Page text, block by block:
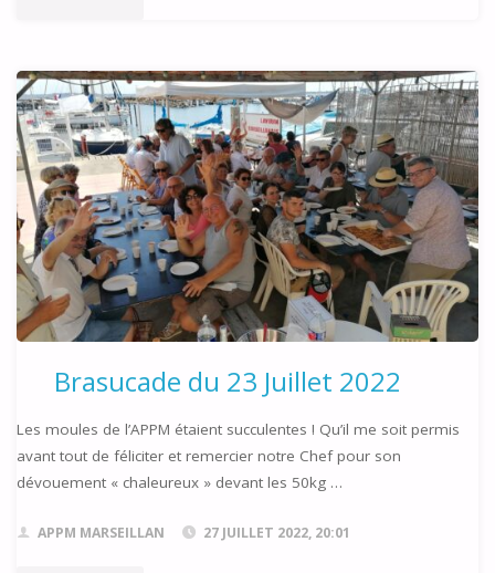
ASSOCIATIONS
DE
MARSEILLAN"
Brasucade du 23 Juillet 2022
Les moules de l’APPM étaient succulentes ! Qu’il me soit permis
avant tout de féliciter et remercier notre Chef pour son
dévouement « chaleureux » devant les 50kg …
APPM MARSEILLAN 27 JUILLET 2022, 20:01